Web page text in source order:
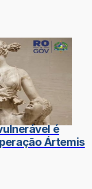
é
Ártemis